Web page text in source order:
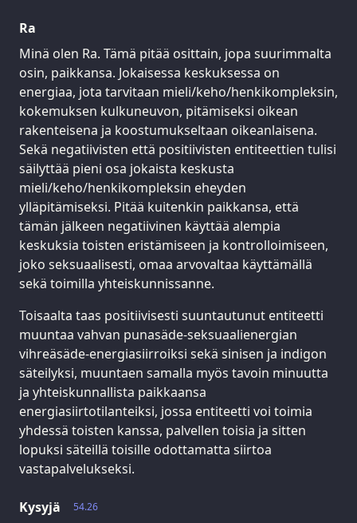
Ra
Minä olen Ra. Tämä pitää osittain, jopa suurimmalta
osin, paikkansa. Jokaisessa keskuksessa on
energiaa, jota tarvitaan mieli/keho/henkikompleksin,
kokemuksen kulkuneuvon, pitämiseksi oikean
rakenteisena ja koostumukseltaan oikeanlaisena.
Sekä negatiivisten että positiivisten entiteettien tulisi
säilyttää pieni osa jokaista keskusta
mieli/keho/henkikompleksin eheyden
ylläpitämiseksi. Pitää kuitenkin paikkansa, että
tämän jälkeen negatiivinen käyttää alempia
keskuksia toisten eristämiseen ja kontrolloimiseen,
joko seksuaalisesti, omaa arvovaltaa käyttämällä
sekä toimilla yhteiskunnissanne.
Toisaalta taas positiivisesti suuntautunut entiteetti
muuntaa vahvan punasäde-seksuaalienergian
vihreäsäde-energiasiirroiksi sekä sinisen ja indigon
säteilyksi, muuntaen samalla myös tavoin minuutta
ja yhteiskunnallista paikkaansa
energiasiirtotilanteiksi, jossa entiteetti voi toimia
yhdessä toisten kanssa, palvellen toisia ja sitten
lopuksi säteillä toisille odottamatta siirtoa
vastapalvelukseksi.
54.26
Kysyjä